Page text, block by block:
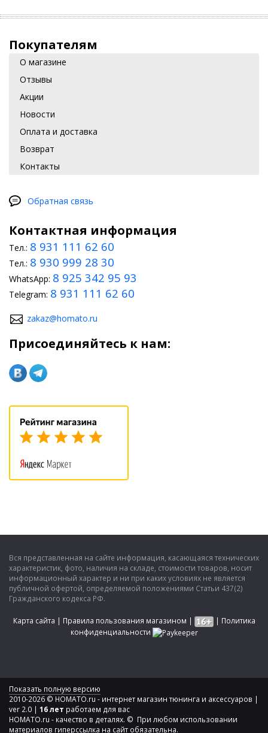
Покупателям
О магазине
Отзывы
Акции
Новости
Оплата и доставка
Возврат
Контакты
Обратная связь
Контактная информация
Тел.: 8 931 111 62 60
Тел.: 8 930 999 28 30
WhatsApp: 8 925 342 95 93
Telegram: 8 931 111 62 60
zakaz@homato.ru
Присоединяйтесь к нам:
Вся представленная на сайте информация, касающаяся технических
характеристик, фото, наличия на складе, стоимости товаров, носит
информационный характер и ни при каких условиях не является
публичной офертой, определяемой положениями Статьи 437(2)
Гражданского кодекса РФ.
Карта сайта | Правила пользования магазином | | Политика
конфиденциальности
Показать полную версию
2010-2026 © HOMATO.ru - интернет магазин тюнинга и аксессуаров |
ver 2.0 | 16 лет работаем для вас
HOMATO.ru - качество в деталях. © При любом использовании
материалов гиперссылка на сайт обязательна.